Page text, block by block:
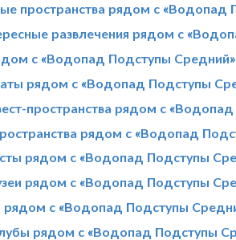
пространства рядом с «Водопад
развлечения рядом с
с «Водопад Подступы Средний»
рядом с «Водопад Подступы
пространства рядом с
рядом с «Водопад
рядом с «Водопад Подступы
рядом с «Водопад Подступы
рядом с «Водопад Подступы
рядом с «Водопад Подступы